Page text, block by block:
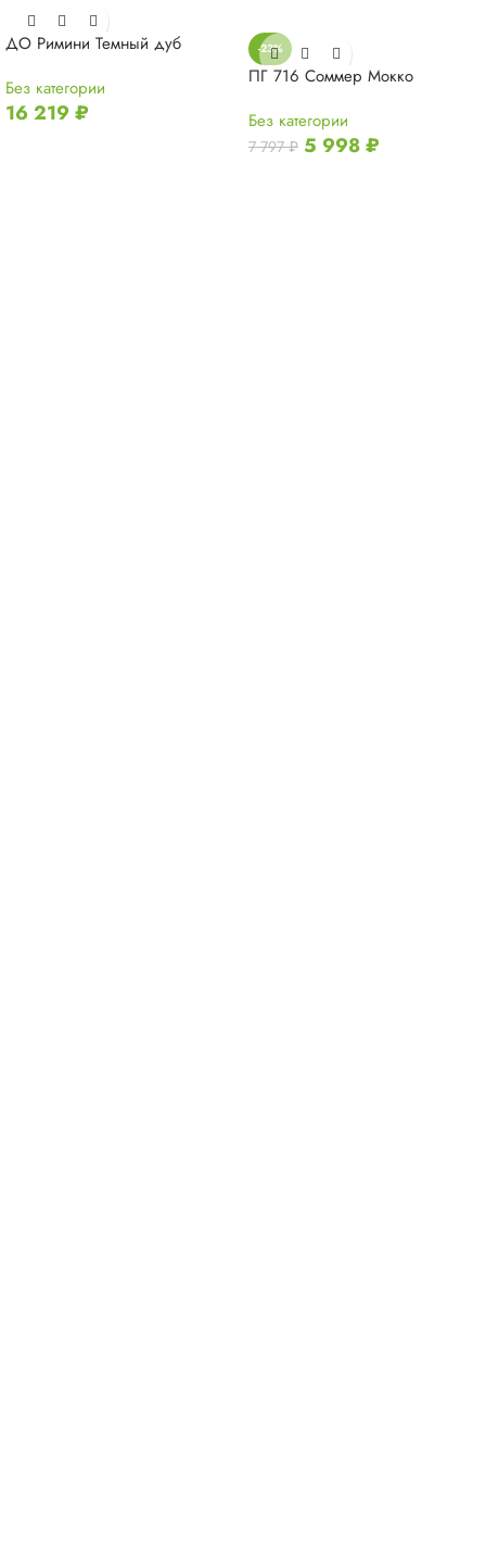
ДО Римини Темный дуб
Без категории
16 219 ₽
-23%
ПГ 716 Соммер Мокко
Без категории
7 797₽ 5 998₽